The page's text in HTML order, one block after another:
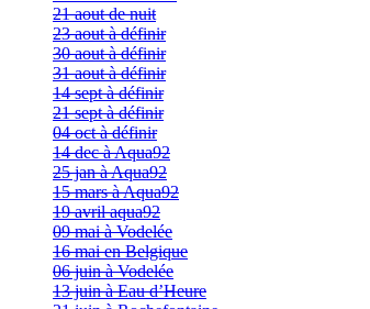
21 aout de nuit
23 aout à définir
30 aout à définir
31 aout à définir
14 sept à définir
21 sept à définir
04 oct à définir
14 dec à Aqua92
25 jan à Aqua92
15 mars à Aqua92
19 avril aqua92
09 mai à Vodelée
16 mai en Belgique
06 juin à Vodelée
13 juin à Eau d’Heure